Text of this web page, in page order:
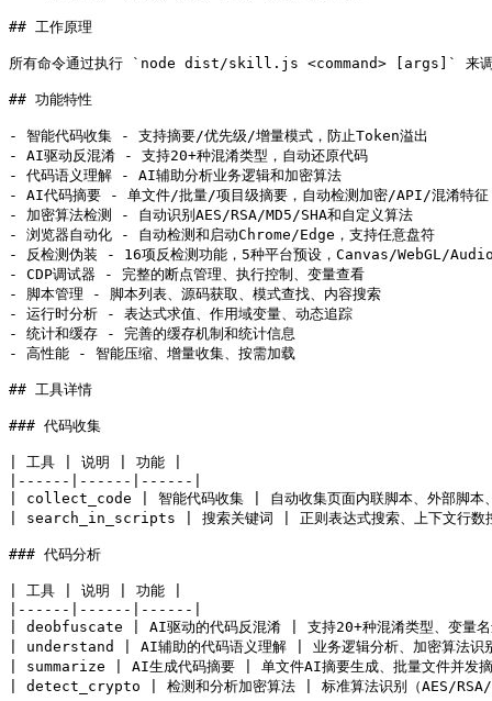
## 工作原理
所有命令通过执行 `node dist/skill.js <command> [args]` 来调
## 功能特性
- 智能代码收集 - 支持摘要/优先级/增量模式，防止Token溢出
- AI驱动反混淆 - 支持20+种混淆类型，自动还原代码
- 代码语义理解 - AI辅助分析业务逻辑和加密算法
- AI代码摘要 - 单文件/批量/项目级摘要，自动检测加密/API/混淆特征
- 加密算法检测 - 自动识别AES/RSA/MD5/SHA和自定义算法
- 浏览器自动化 - 自动检测和启动Chrome/Edge，支持任意盘符
- 反检测伪装 - 16项反检测功能，5种平台预设，Canvas/WebGL/
- CDP调试器 - 完整的断点管理、执行控制、变量查看
- 脚本管理 - 脚本列表、源码获取、模式查找、内容搜索
- 运行时分析 - 表达式求值、作用域变量、动态追踪
- 统计和缓存 - 完善的缓存机制和统计信息
- 高性能 - 智能压缩、增量收集、按需加载
## 工具详情
### 代码收集
| 工具 | 说明 | 功能 |
|------|------|------|
| collect_code | 智能代码收集 | 自动收集页面内联脚本、外部脚本、
| search_in_scripts | 搜索关键词 | 正则表达式搜索、上下文行数控
### 代码分析
| 工具 | 说明 | 功能 |
|------|------|------|
| deobfuscate | AI驱动的代码反混淆 | 支持20+种混淆类型、变量名
| understand | AI辅助的代码语义理解 | 业务逻辑分析、加密算法识
| summarize | AI生成代码摘要 | 单文件AI摘要生成、批量文件并发摘
| detect_crypto | 检测和分析加密算法 | 标准算法识别（AES/RSA/